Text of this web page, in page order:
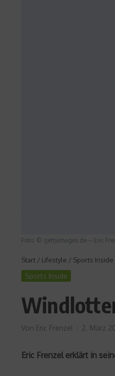
Foto: © gettyimages.de -- Eric
Start / Lifestyle / Sports Inside
Sports Inside
Von Eric Frenzel 2. März
Eric Frenzel erklärt in